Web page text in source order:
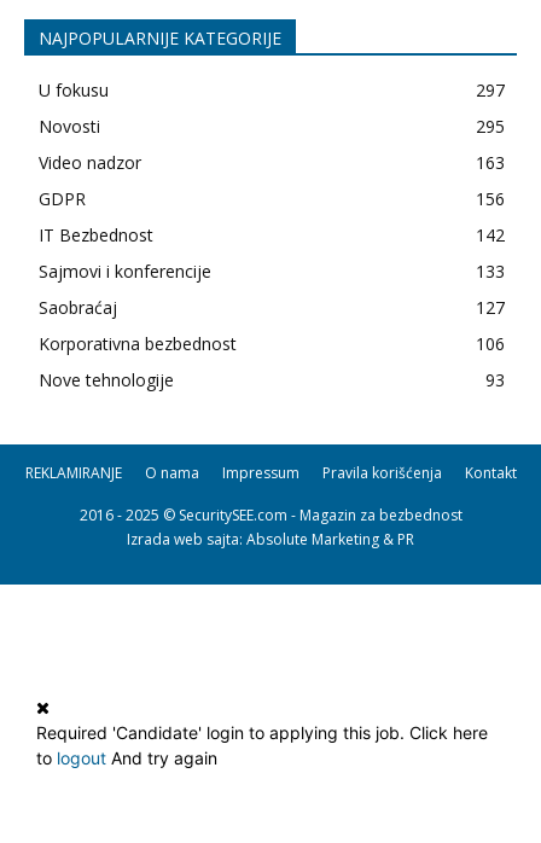
NAJPOPULARNIJE KATEGORIJE
U fokusu
297
Novosti
295
Video nadzor
163
GDPR
156
IT Bezbednost
142
Sajmovi i konferencije
133
Saobraćaj
127
Korporativna bezbednost
106
Nove tehnologije
93
REKLAMIRANJE O nama Impressum Pravila korišćenja Kontakt
2016 - 2025 © SecuritySEE.com - Magazin za bezbednost
Izrada web sajta: Absolute Marketing & PR
Required 'Candidate' login to applying this job. Click here
to logout And try again